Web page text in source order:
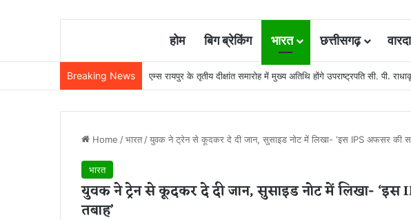
होम बिग ब्रेकिंग भारत छत्तीसगढ़
Breaking News 22 साल से जेल में बंद व्यक्ति निकला निर्दोष, हाई कोर्ट की एक गलती की वजह से
Home /भारत /युवक ने ट्रेन से कूदकर दे दी जान, सुसाइड नोट में लिखा- ‘इस IPS अफसर की
भारत
युवक ने ट्रेन से कूदकर दे दी जान, सुसाइड नोट में लिखा-
तबाह’